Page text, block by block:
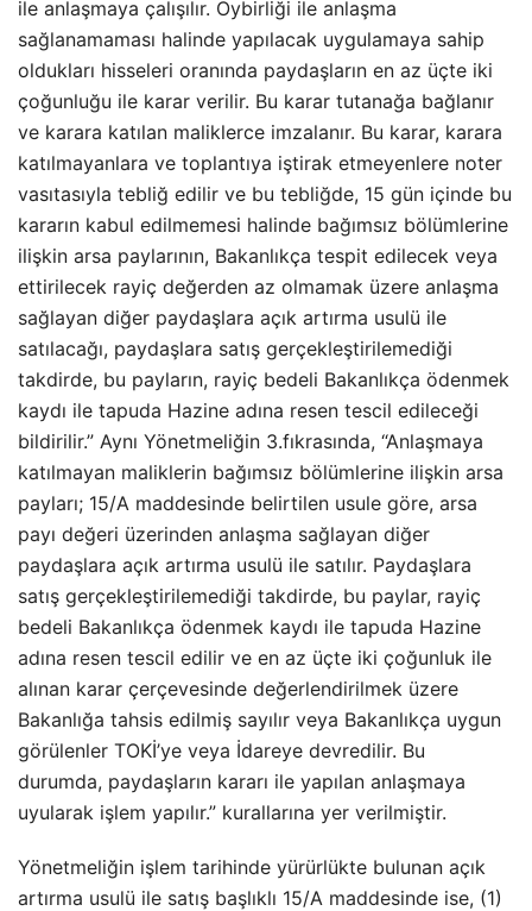
ile anlaşmaya çalışılır. Oybirliği ile anlaşma
sağlanamaması halinde yapılacak uygulamaya sahip
oldukları hisseleri oranında paydaşların en az üçte iki
çoğunluğu ile karar verilir. Bu karar tutanağa bağlanır
ve karara katılan maliklerce imzalanır. Bu karar, karara
katılmayanlara ve toplantıya iştirak etmeyenlere noter
vasıtasıyla tebliğ edilir ve bu tebliğde, 15 gün içinde bu
kararın kabul edilmemesi halinde bağımsız bölümlerine
ilişkin arsa paylarının, Bakanlıkça tespit edilecek veya
ettirilecek rayiç değerden az olmamak üzere anlaşma
sağlayan diğer paydaşlara açık artırma usulü ile
satılacağı, paydaşlara satış gerçekleştirilemediği
takdirde, bu payların, rayiç bedeli Bakanlıkça ödenmek
kaydı ile tapuda Hazine adına resen tescil edileceği
bildirilir.” Aynı Yönetmeliğin 3.fıkrasında, “Anlaşmaya
katılmayan maliklerin bağımsız bölümlerine ilişkin arsa
payları; 15/A maddesinde belirtilen usule göre, arsa
payı değeri üzerinden anlaşma sağlayan diğer
paydaşlara açık artırma usulü ile satılır. Paydaşlara
satış gerçekleştirilemediği takdirde, bu paylar, rayiç
bedeli Bakanlıkça ödenmek kaydı ile tapuda Hazine
adına resen tescil edilir ve en az üçte iki çoğunluk ile
alınan karar çerçevesinde değerlendirilmek üzere
Bakanlığa tahsis edilmiş sayılır veya Bakanlıkça uygun
görülenler TOKİ’ye veya İdareye devredilir. Bu
durumda, paydaşların kararı ile yapılan anlaşmaya
uyularak işlem yapılır.” kurallarına yer verilmiştir.
Yönetmeliğin işlem tarihinde yürürlükte bulunan açık
artırma usulü ile satış başlıklı 15/A maddesinde ise, (1)